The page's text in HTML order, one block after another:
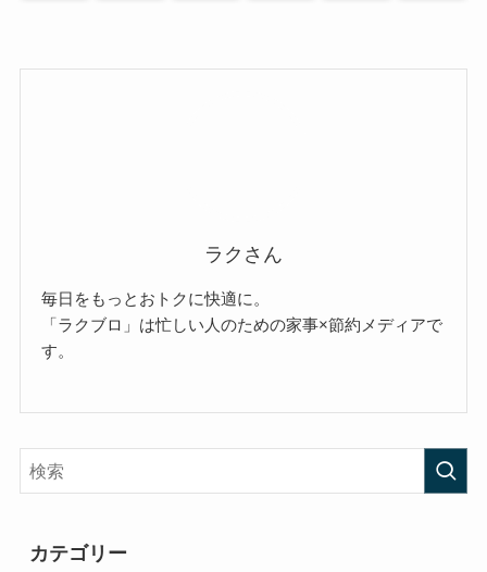
ラクさん
毎日をもっとおトクに快適に。
「ラクブロ」は忙しい人のための家事×節約メディアで
す。
カテゴリー